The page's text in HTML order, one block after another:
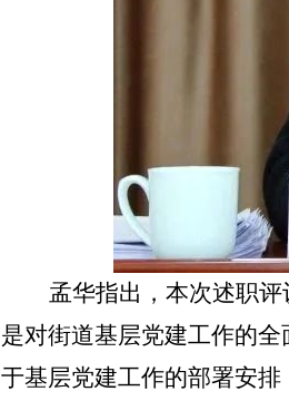
孟华指出，本次述职
是对街道基层党建工作的全
于基层党建工作的部署安排